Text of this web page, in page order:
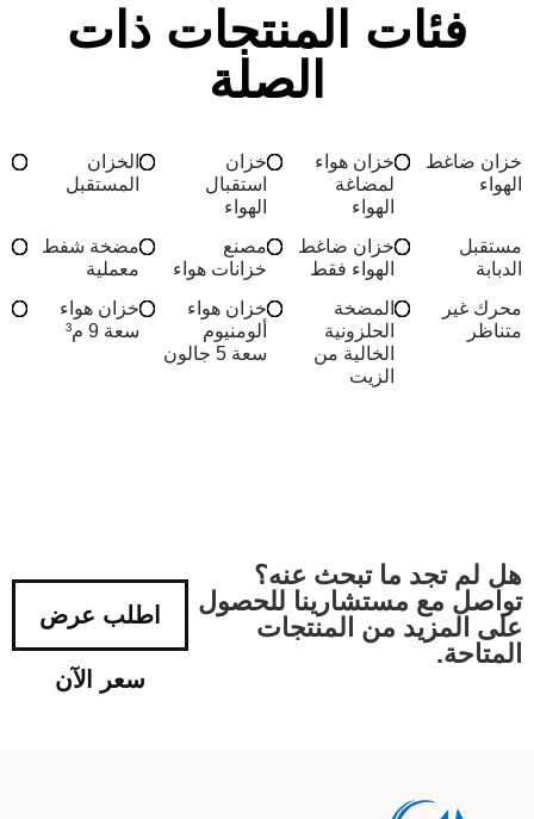
فئات المنتجات ذات
الصلة
خزان ضاغط
الهواء
خزان هواء
لمضاغة
الهواء
خزان
استقبال
الهواء
الخزان
المستقبل
مستقبل
الدبابة
خزان ضاغط
الهواء فقط
مصنع
خزانات هواء
مضخة شفط
معملية
محرك غير
متناظر
المضخة
الحلزونية
الخالية من
الزيت
خزان هواء
ألومنيوم
سعة 5 جالون
خزان هواء
سعة 9 م³
هل لم تجد ما تبحث عنه؟
تواصل مع مستشارينا للحصول
على المزيد من المنتجات
المتاحة.
اطلب عرض
سعر الآن